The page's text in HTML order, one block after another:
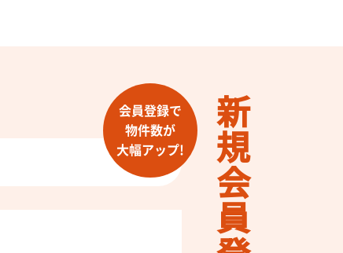
新規会員登録
会員登録で
物件数が
大幅アップ!